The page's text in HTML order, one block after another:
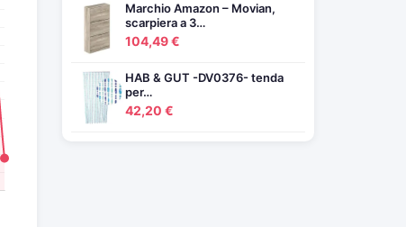
Marchio Amazon – Movian,
scarpiera a 3…
104,49 €
HAB & GUT -DV0376- tenda
per…
42,20 €